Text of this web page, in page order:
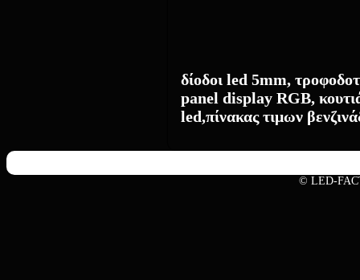
δίοδοι led 5mm,
panel display RGB,
led,πίνακας τιμων
© LED-